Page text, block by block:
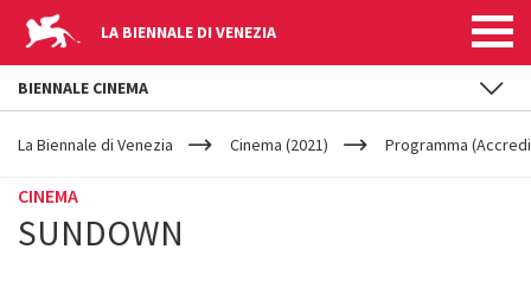
LA BIENNALE DI VENEZIA
YOUR
ARE
La Biennale di Venezia Cinema (2021) Programma
CINEMA
SUNDOWN
BIENNALE CINEMA